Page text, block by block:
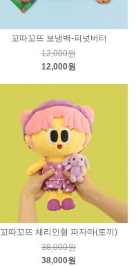
꼬따꼬뜨 보냉백-피넛버터
12,000원
12,000원
꼬따꼬뜨 체리인형 파자마(토끼)
38,000원
38,000원